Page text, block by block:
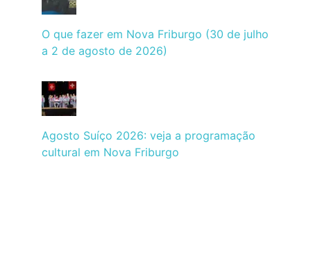
O que fazer em Nova Friburgo (30 de julho
a 2 de agosto de 2026)
Agosto Suíço 2026: veja a programação
cultural em Nova Friburgo